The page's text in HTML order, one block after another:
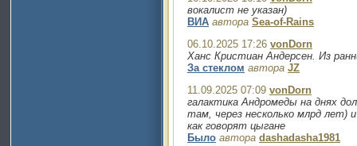
вокалист не указан)
ВИА автора Sea-of-Rains
06.10.2025 17:26 vonDorn
Ханс Кристиан Андерсен. Из
За стеклом автора JZ
11.09.2025 07:09 vonDorn
галактика Андромеды на днях
там, через несколько млрд
как говорят цыгане
Было автора dashadasha1981